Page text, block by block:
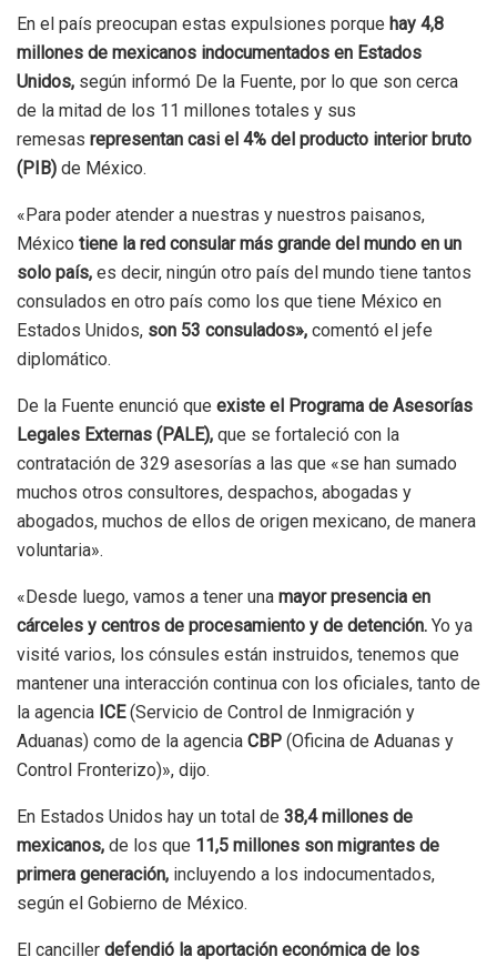
En el país preocupan estas expulsiones porque hay 4,8
millones de mexicanos indocumentados en Estados
Unidos, según informó De la Fuente, por lo que son cerca
de la mitad de los 11 millones totales y sus
remesas representan casi el 4% del producto interior bruto
(PIB) de México.
«Para poder atender a nuestras y nuestros paisanos,
México tiene la red consular más grande del mundo en un
solo país, es decir, ningún otro país del mundo tiene tantos
consulados en otro país como los que tiene México en
Estados Unidos, son 53 consulados», comentó el jefe
diplomático.
De la Fuente enunció que existe el Programa de Asesorías
Legales Externas (PALE), que se fortaleció con la
contratación de 329 asesorías a las que «se han sumado
muchos otros consultores, despachos, abogadas y
abogados, muchos de ellos de origen mexicano, de manera
voluntaria».
«Desde luego, vamos a tener una mayor presencia en
cárceles y centros de procesamiento y de detención. Yo ya
visité varios, los cónsules están instruidos, tenemos que
mantener una interacción continua con los oficiales, tanto de
la agencia ICE(Servicio de Control de Inmigración y
Aduanas) como de la agencia CBP (Oficina de Aduanas y
Control Fronterizo)», dijo.
En Estados Unidos hay un total de 38,4 millones de
mexicanos, de los que 11,5 millones son migrantes de
primera generación, incluyendo a los indocumentados,
según el Gobierno de México.
El canciller defendió la aportación económica de los